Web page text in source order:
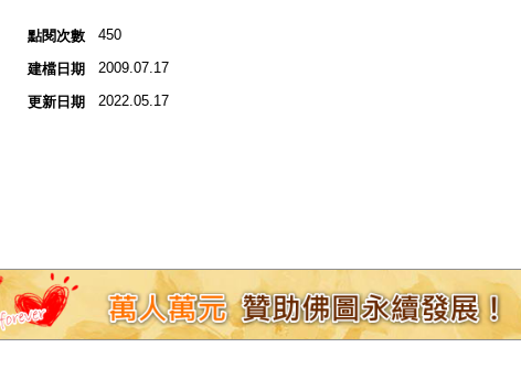
點閱次數 450
建檔日期 2009.07.17
更新日期 2022.05.17